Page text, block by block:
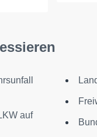
auf